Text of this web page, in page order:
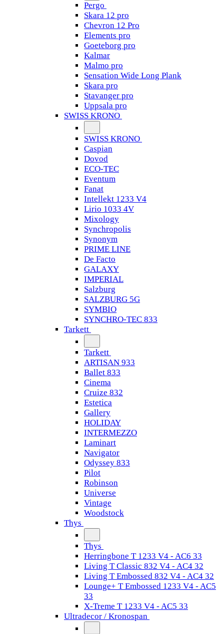
Pergo
Skara 12 pro
Chevron 12 Pro
Elements pro
Goeteborg pro
Kalmar
Malmo pro
Sensation Wide Long Plank
Skara pro
Stavanger pro
Uppsala pro
SWISS KRONO
SWISS KRONO
Caspian
Dovod
ECO-TEC
Eventum
Fanat
Intellekt 1233 V4
Lirio 1033 4V
Mixology
Synchropolis
Synonym
PRIME LINE
De Facto
GALAXY
IMPERIAL
Salzburg
SALZBURG 5G
SYMBIO
SYNCHRO-TEC 833
Tarkett
Tarkett
ARTISAN 933
Ballet 833
Cinema
Cruize 832
Estetica
Gallery
HOLIDAY
INTERMEZZO
Laminart
Navigator
Odyssey 833
Pilot
Robinson
Universe
Vintage
Woodstock
Thys
Thys
Herringbone T 1233 V4 - AC6 33
Living T Classic 832 V4 - AC4 32
Living T Embossed 832 V4 - AC4 32
Lounge+ T Embossed 1233 V4 - AC5
33
X-Treme T 1233 V4 - AC5 33
Ultradecor / Kronospan